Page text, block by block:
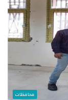
محافظات